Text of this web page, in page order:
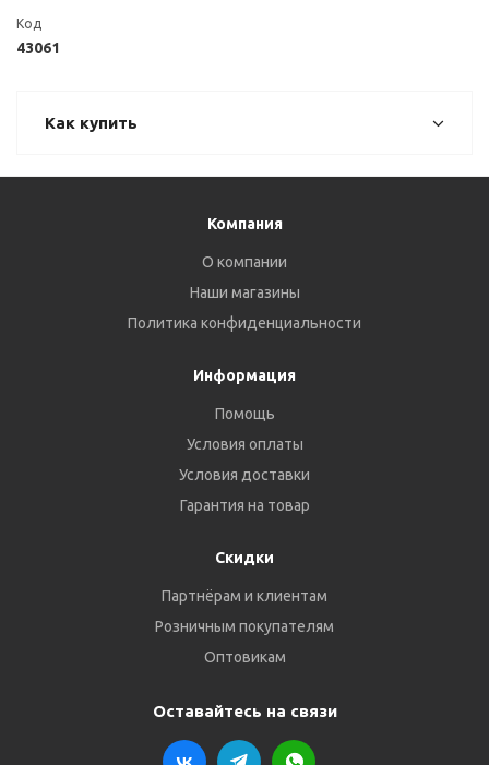
Код
43061
Как купить
Компания
О компании
Наши магазины
Политика конфиденциальности
Информация
Помощь
Условия оплаты
Условия доставки
Гарантия на товар
Скидки
Партнёрам и клиентам
Розничным покупателям
Оптовикам
Оставайтесь на связи